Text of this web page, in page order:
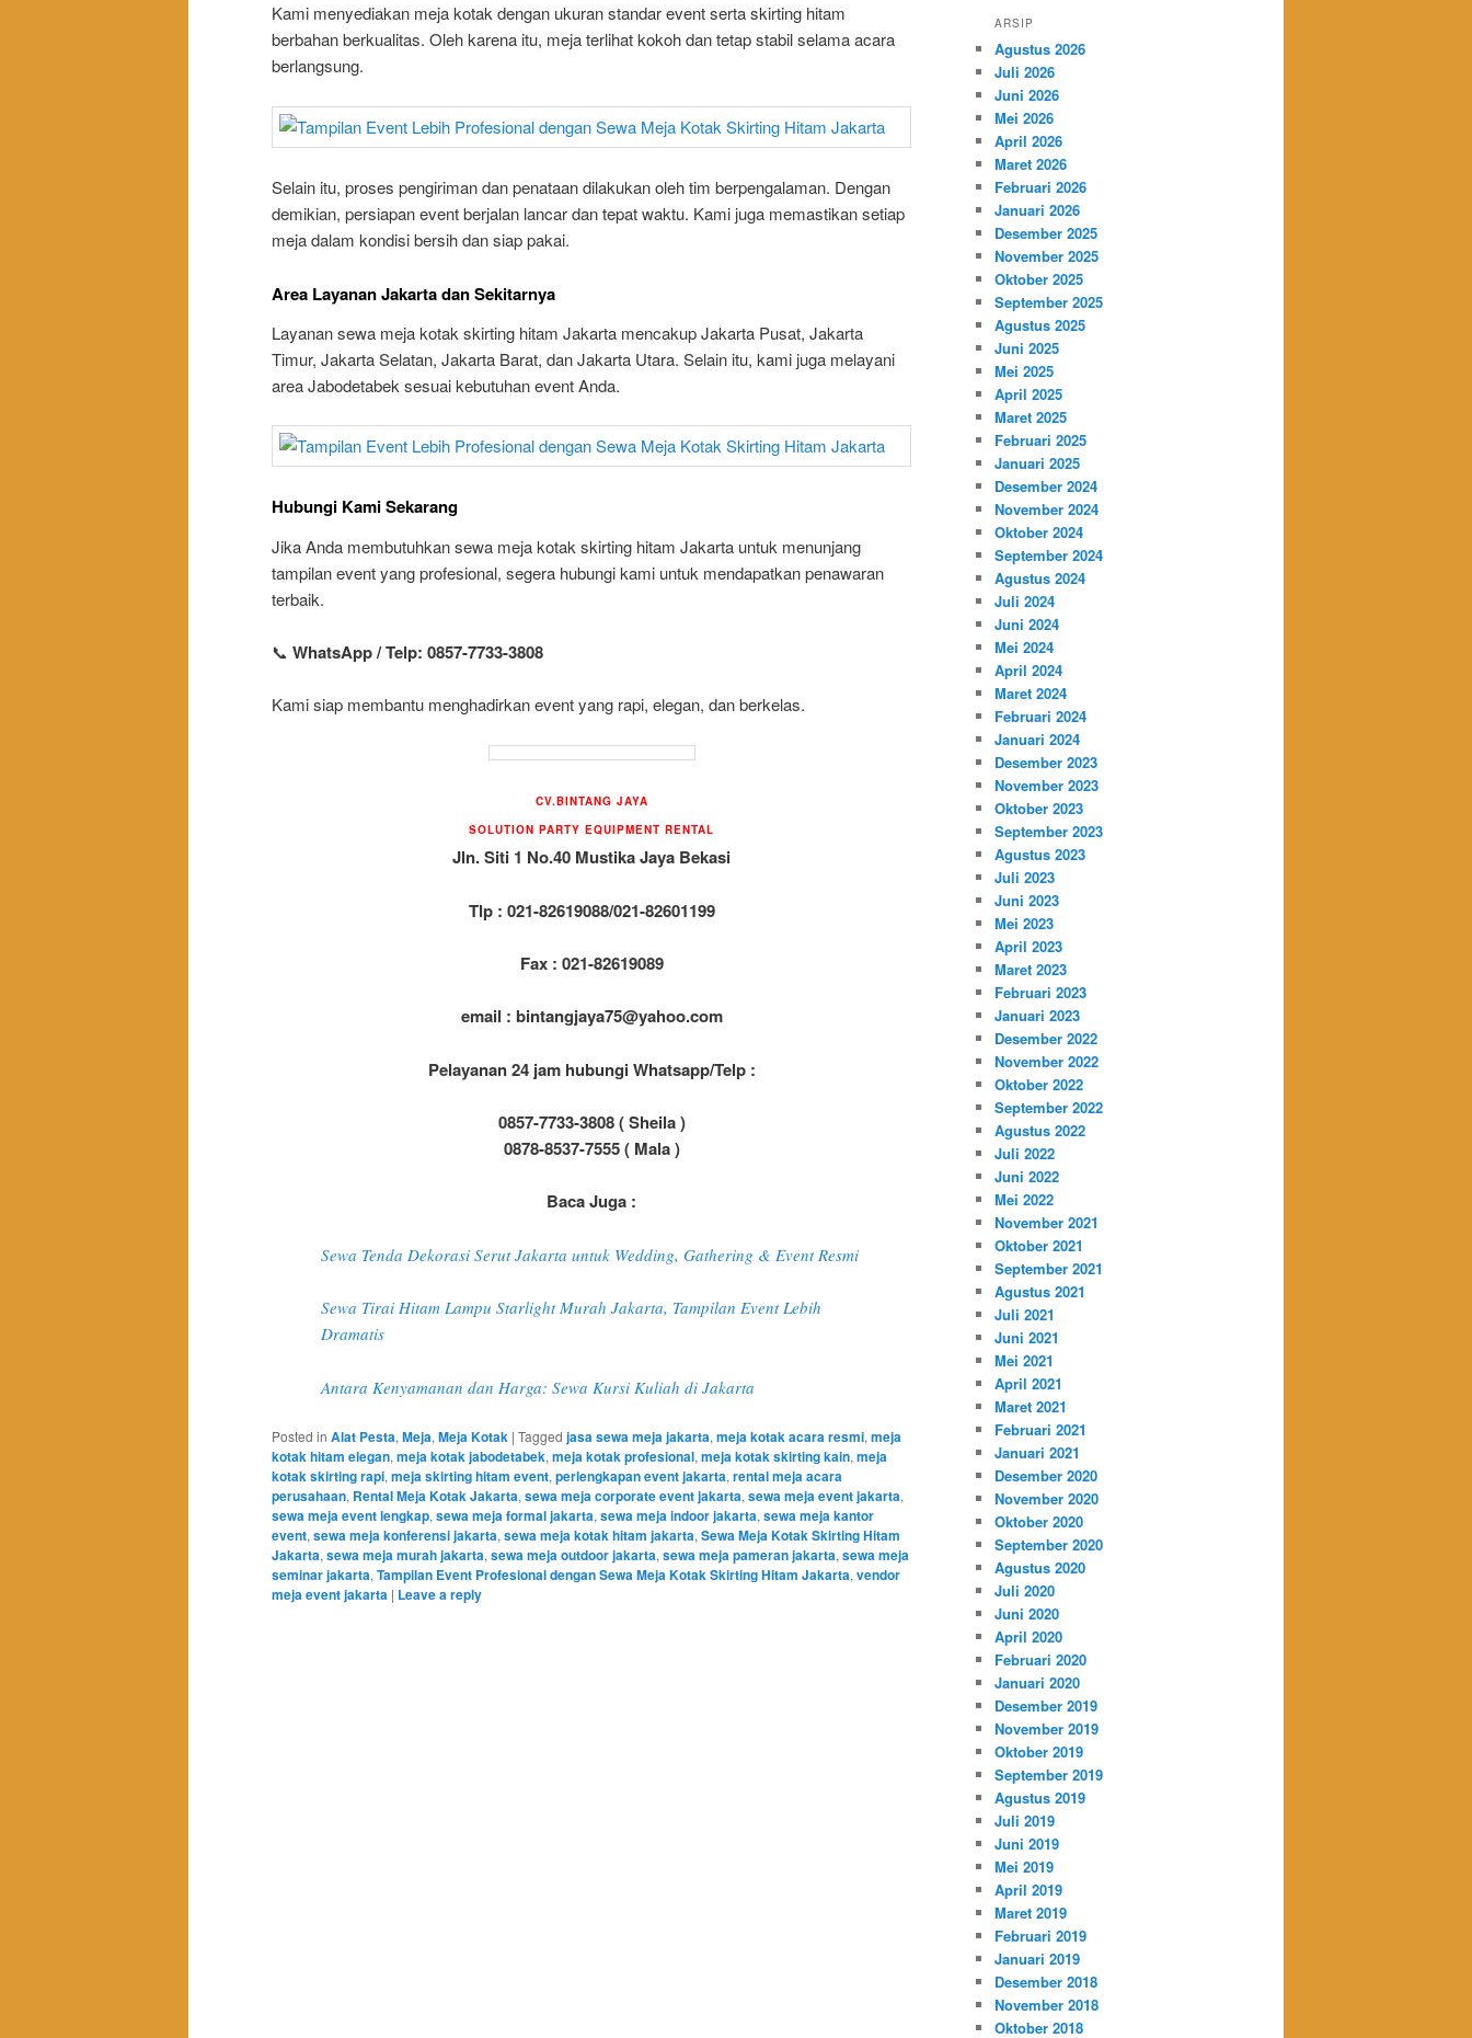
Kami menyediakan meja kotak dengan ukuran standar event serta skirting hitam
berbahan berkualitas. Oleh karena itu, meja terlihat kokoh dan tetap stabil selama acara
berlangsung.
Selain itu, proses pengiriman dan penataan dilakukan oleh tim berpengalaman. Dengan
demikian, persiapan event berjalan lancar dan tepat waktu. Kami juga memastikan setiap
meja dalam kondisi bersih dan siap pakai.
Area Layanan Jakarta dan Sekitarnya
Layanan sewa meja kotak skirting hitam Jakarta mencakup Jakarta Pusat, Jakarta
Timur, Jakarta Selatan, Jakarta Barat, dan Jakarta Utara. Selain itu, kami juga melayani
area Jabodetabek sesuai kebutuhan event Anda.
Hubungi Kami Sekarang
Jika Anda membutuhkan sewa meja kotak skirting hitam Jakarta untuk menunjang
tampilan event yang profesional, segera hubungi kami untuk mendapatkan penawaran
terbaik.
📞 WhatsApp / Telp: 0857-7733-3808
Kami siap membantu menghadirkan event yang rapi, elegan, dan berkelas.
CV.BINTANG JAYA
SOLUTION PARTY EQUIPMENT RENTAL
Jln. Siti 1 No.40 Mustika Jaya Bekasi
Tlp : 021-82619088/021-82601199
Fax : 021-82619089
email : bintangjaya75@yahoo.com
Pelayanan 24 jam hubungi Whatsapp/Telp :
0857-7733-3808 ( Sheila )
0878-8537-7555 ( Mala )
Baca Juga :
Sewa Tenda Dekorasi Serut Jakarta untuk Wedding, Gathering & Event Resmi
Sewa Tirai Hitam Lampu Starlight Murah Jakarta, Tampilan Event Lebih
Dramatis
Antara Kenyamanan dan Harga: Sewa Kursi Kuliah di Jakarta
Posted in Alat Pesta, Meja, Meja Kotak | Tagged jasa sewa meja jakarta, meja kotak acara resmi, meja
kotak hitam elegan, meja kotak jabodetabek, meja kotak profesional, meja kotak skirting kain, meja
kotak skirting rapi, meja skirting hitam event, perlengkapan event jakarta, rental meja acara
perusahaan, Rental Meja Kotak Jakarta, sewa meja corporate event jakarta, sewa meja event jakarta,
sewa meja event lengkap, sewa meja formal jakarta, sewa meja indoor jakarta, sewa meja kantor
event, sewa meja konferensi jakarta, sewa meja kotak hitam jakarta, Sewa Meja Kotak Skirting Hitam
Jakarta, sewa meja murah jakarta, sewa meja outdoor jakarta, sewa meja pameran jakarta, sewa meja
seminar jakarta, Tampilan Event Profesional dengan Sewa Meja Kotak Skirting Hitam Jakarta, vendor
meja event jakarta | Leave a reply
ARSIP
Agustus 2026
Juli 2026
Juni 2026
Mei 2026
April 2026
Maret 2026
Februari 2026
Januari 2026
Desember 2025
November 2025
Oktober 2025
September 2025
Agustus 2025
Juni 2025
Mei 2025
April 2025
Maret 2025
Februari 2025
Januari 2025
Desember 2024
November 2024
Oktober 2024
September 2024
Agustus 2024
Juli 2024
Juni 2024
Mei 2024
April 2024
Maret 2024
Februari 2024
Januari 2024
Desember 2023
November 2023
Oktober 2023
September 2023
Agustus 2023
Juli 2023
Juni 2023
Mei 2023
April 2023
Maret 2023
Februari 2023
Januari 2023
Desember 2022
November 2022
Oktober 2022
September 2022
Agustus 2022
Juli 2022
Juni 2022
Mei 2022
November 2021
Oktober 2021
September 2021
Agustus 2021
Juli 2021
Juni 2021
Mei 2021
April 2021
Maret 2021
Februari 2021
Januari 2021
Desember 2020
November 2020
Oktober 2020
September 2020
Agustus 2020
Juli 2020
Juni 2020
April 2020
Februari 2020
Januari 2020
Desember 2019
November 2019
Oktober 2019
September 2019
Agustus 2019
Juli 2019
Juni 2019
Mei 2019
April 2019
Maret 2019
Februari 2019
Januari 2019
Desember 2018
November 2018
Oktober 2018